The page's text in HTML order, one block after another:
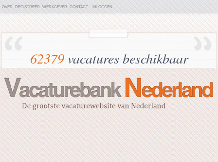
OVER REGISTREER WERKGEVER CONTACT INLOGGEN
62379vacatures beschikbaar